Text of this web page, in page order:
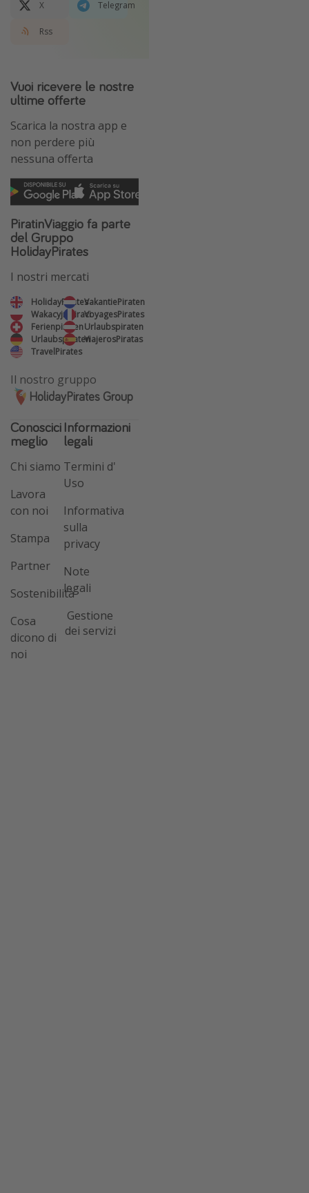
X Telegram
Rss
Vuoi ricevere le nostre
ultime offerte
Scarica la nostra app e
non perdere più
nessuna offerta
PiratinViaggio fa parte
del Gruppo
HolidayPirates
I nostri mercati
HolidayPiratesVakantiePiraten
WakacyjniPiraciVoyagesPirates
FerienpiratenUrlaubspiraten
UrlaubspiratenViajerosPiratas
TravelPirates
Il nostro gruppo
HolidayPirates Group
Conoscici
meglio
Chi siamo
Lavora
con noi
Stampa
Partner
Sostenibilità
Cosa
dicono di
noi
Informazioni
legali
Termini d'
Uso
Informativa
sulla
privacy
Note
legali
Gestione
dei servizi